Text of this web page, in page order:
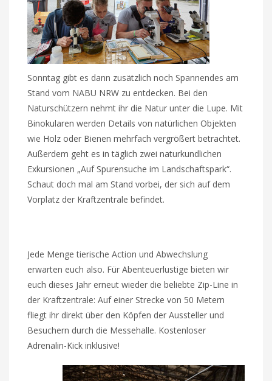
Sonntag gibt es dann zusätzlich noch Spannendes am
Stand vom NABU NRW zu entdecken. Bei den
Naturschützern nehmt ihr die Natur unter die Lupe. Mit
Binokularen werden Details von natürlichen Objekten
wie Holz oder Bienen mehrfach vergrößert betrachtet.
Außerdem geht es in täglich zwei naturkundlichen
Exkursionen „Auf Spurensuche im Landschaftspark“.
Schaut doch mal am Stand vorbei, der sich auf dem
Vorplatz der Kraftzentrale befindet.
Jede Menge tierische Action und Abwechslung
erwarten euch also. Für Abenteuerlustige bieten wir
euch dieses Jahr erneut wieder die beliebte Zip-Line in
der Kraftzentrale: Auf einer Strecke von 50 Metern
fliegt ihr direkt über den Köpfen der Aussteller und
Besuchern durch die Messehalle. Kostenloser
Adrenalin-Kick inklusive!